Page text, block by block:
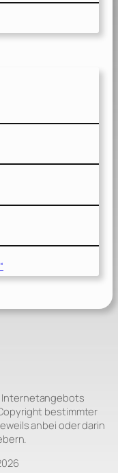
Internetangebots
bestimmter
anbei oder darin